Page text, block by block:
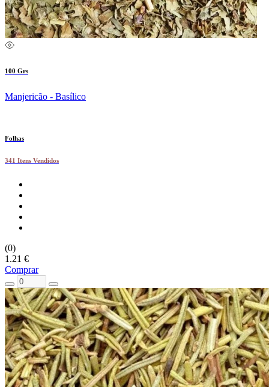
100 Grs
Manjericão - Basílico
Folhas
341 Itens Vendidos
(0)
1.21 €
Comprar